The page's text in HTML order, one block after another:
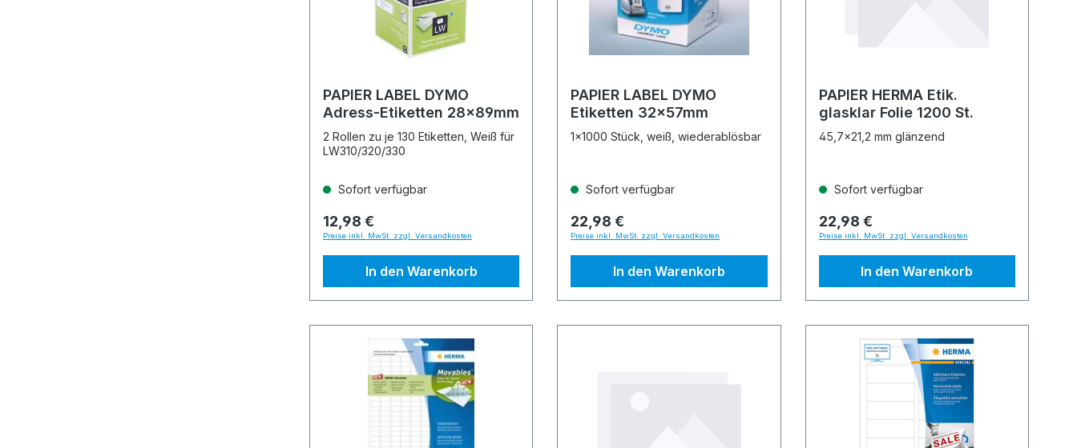
PAPIER LABEL DYMO
Adress-Etiketten 28x89mm
2 Rollen zu je 130 Etiketten, Weiß für
LW310/320/330
Sofort verfügbar
12,98 €
Preise inkl. MwSt. zzgl. Versandkosten
In den Warenkorb
PAPIER LABEL DYMO
Etiketten 32x57mm
1x1000 Stück, weiß, wiederablösbar
Sofort verfügbar
22,98 €
Preise inkl. MwSt. zzgl. Versandkosten
In den Warenkorb
PAPIER HERMA Etik.
glasklar Folie 1200 St.
45,7x21,2 mm glänzend
Sofort verfügbar
22,98 €
Preise inkl. MwSt. zzgl. Versandkosten
In den Warenkorb